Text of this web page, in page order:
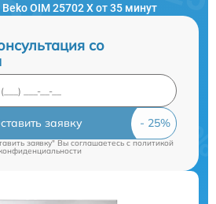
OIM 25702 X от 35 минут
со
заявку
заявку" Вы соглашаетесь cполитикой